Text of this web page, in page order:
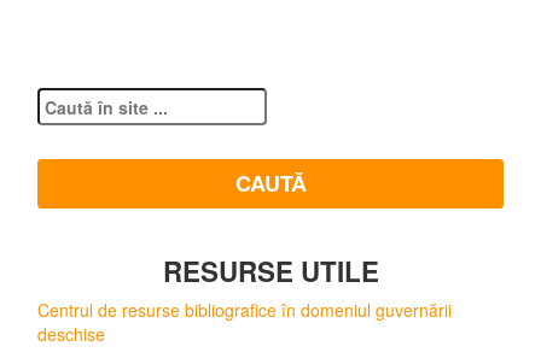
RESURSE UTILE
Centrul de resurse bibliografice în domeniul guvernării
deschise